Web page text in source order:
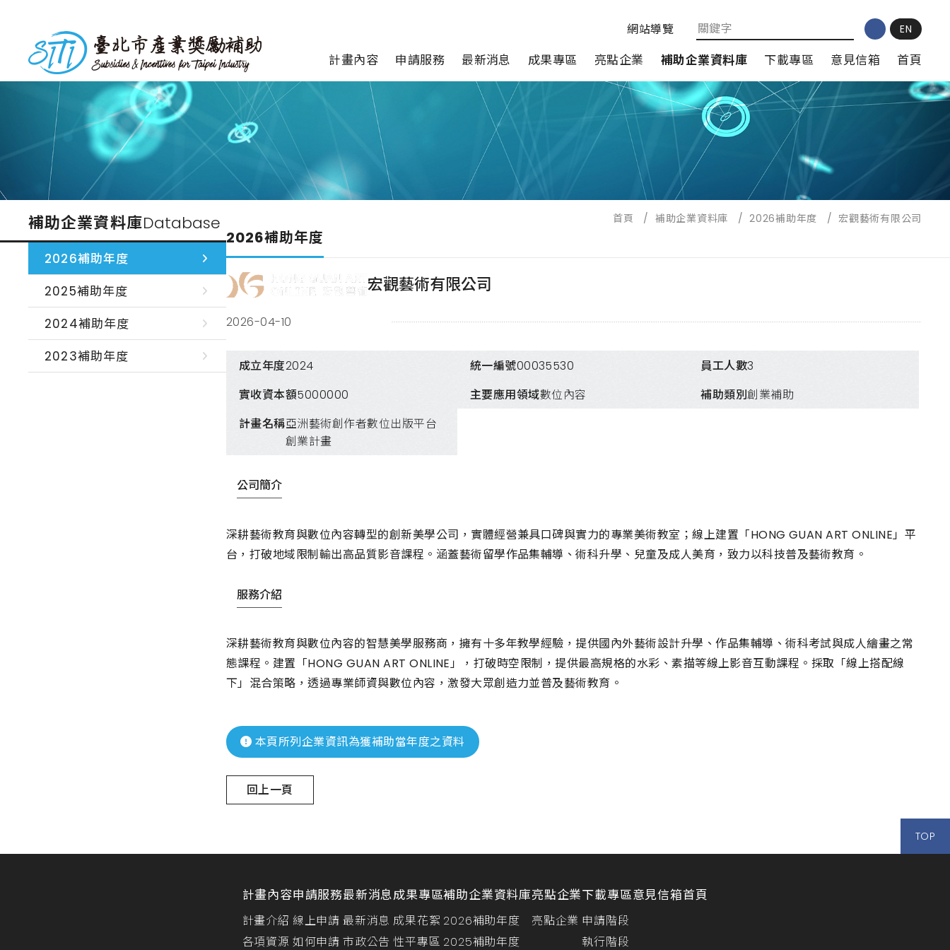
內
台北市產業獎勵補助
網站導覽 EN
計畫內容 申請服務 最新消息 成果專區 亮點企業 補助企業資料庫 下載專區 意見信箱 首頁
補助企業資料庫Database
2026補助年度
2025補助年度
2024補助年度
2023補助年度
首頁 / 補助企業資料庫 / 2026補助年度 / 宏觀藝術有限公司
2026補助年度
宏觀藝術有限公司
2026-04-10
成立年度2024 統一編號00035530 員工人數3
實收資本額5000000 主要應用領域數位內容 補助類別創業補助
計畫名稱亞洲藝術創作者數位出版平台
創業計畫
公司簡介
深耕藝術教育與數位內容轉型的創新美學公司，實體經營兼具口碑與實力的專業美術教室；線上建置「HONG GUAN ART ONLINE」平
台，打破地域限制輸出高品質影音課程。涵蓋藝術留學作品集輔導、術科升學、兒童及成人美育，致力以科技普及藝術教育。
服務介紹
深耕藝術教育與數位內容的智慧美學服務商，擁有十多年教學經驗，提供國內外藝術設計升學、作品集輔導、術科考試與成人繪畫之常
態課程。建置「HONG GUAN ART ONLINE」，打破時空限制，提供最高規格的水彩、素描等線上影音互動課程。採取「線上搭配線
下」混合策略，透過專業師資與數位內容，激發大眾創造力並普及藝術教育。
本頁所列企業資訊為獲補助當年度之資料
回上一頁
TOP
計畫內容
計畫介紹
各項資源
申請服務
線上申請
如何申請
最新消息
最新消息
市政公告
成果專區
成果花絮
性平專區
補助企業資料庫
2026補助年度
2025補助年度
亮點企業
亮點企業
下載專區
申請階段
執行階段
意見信箱首頁